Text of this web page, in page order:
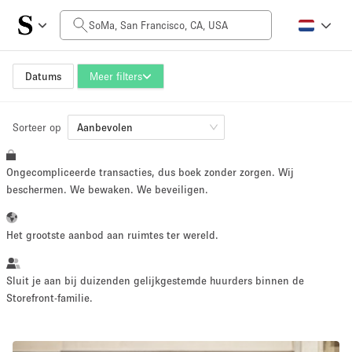
Datums Meer filters
Prijs per dag
$0
Grootte ruimte
100 sq ft 5000+ sq ft
~ 13 mensen
Sorteer op Aanbevolen
Ongecompliceerde transacties, dus boek zonder zorgen. Wij
beschermen. We bewaken. We beveiligen.
Het grootste aanbod aan ruimtes ter wereld.
Sluit je aan bij duizenden gelijkgestemde huurders binnen de
Storefront-familie.